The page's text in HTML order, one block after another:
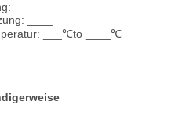
_____
____
___℃to ____℃